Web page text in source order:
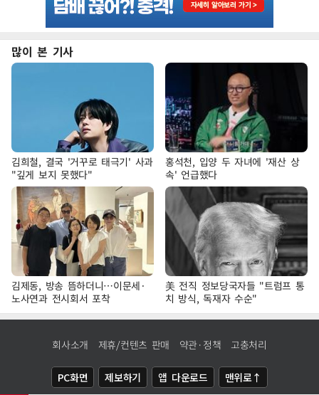
많이 본 기사
김희철, 결국 '거꾸로 태극기' 사과
"깊게 보지 못했다"
홍석천, 입양 두 자녀에 '재산 상
속' 언급했다
김제동, 방송 뜸하더니…이문세·
노사연과 전시회서 포착
美 전직 정보당국자들 "트럼프 통
치 방식, 독재자 수순"
회사소개 제휴/컨텐츠 판매 약관·정책 고충처리
PC화면 제보하기 앱 다운로드 맨위로↑